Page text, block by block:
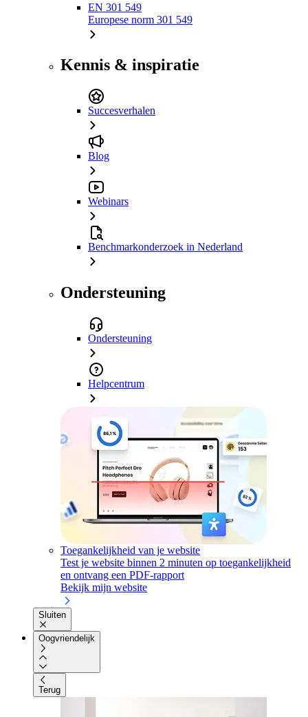
EN 301 549
Europese norm 301 549
Kennis & inspiratie
Succesverhalen
Blog
Webinars
Benchmarkonderzoek in Nederland
Ondersteuning
Ondersteuning
Helpcentrum
Toegankelijkheid van je website
Test je website binnen 2 minuten op toegankelijkheid
en ontvang een PDF-rapport
Bekijk mijn website
Sluiten
Oogvriendelijk
Terug